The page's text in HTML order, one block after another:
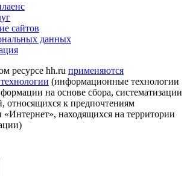
сайтов
данных
ресурсе hh.ru применяются
(информационные технологии
на основе сбора, систематизации
относящихся к предпочтениям
«Интернет», находящихся на территории